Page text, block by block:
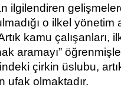
ilgilendiren
o ilkel yönetim
kamu çalışanları,
aramayı”
çirkin üslubu,
ufak olmaktadır.